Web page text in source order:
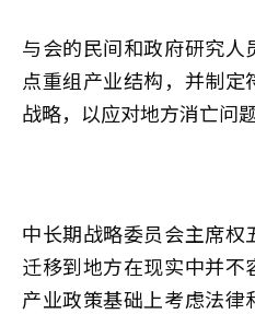
与会的民间和政府研究
点重组产业结构，并制
战略，以应对地方消亡问题
中长期战略委员会主席
迁移到地方在现实中并
产业政策基础上考虑法